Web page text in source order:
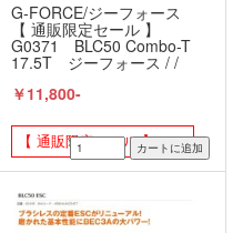
G-FORCE/ジーフォース
【 通販限定セール 】
G0371 BLC50 Combo-T
17.5T ジーフォース / /
￥11,800-
【 通販限定セール 】